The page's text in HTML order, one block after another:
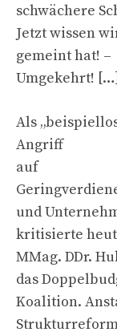
schwächere
Jetzt wissen
gemeint hat! –
Umgekehrt! […]
Als
Angriff
auf
und
kritisierte
MMag. DDr.
das
Koalition.